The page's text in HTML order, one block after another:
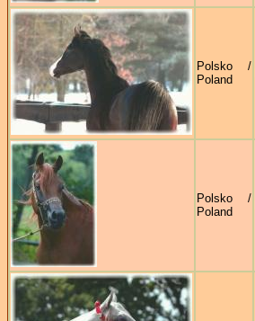
Polsko /
Poland
Polsko /
Poland